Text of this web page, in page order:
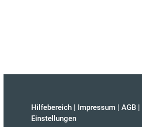
Hilfebereich | Impressum | AGB |
Einstellungen